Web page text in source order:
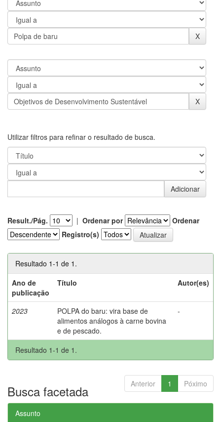
Utilizar filtros para refinar o resultado de busca.
Result./Pág. | Ordenar por
Ordenar
Registro(s)
Resultado 1-1 de 1.
Ano de
publicação
Título Autor(es)
2023
POLPA do baru: vira base de
alimentos análogos à carne bovina
e de pescado.
-
Resultado 1-1 de 1.
Anterior 1 Póximo
Busca facetada
Assunto